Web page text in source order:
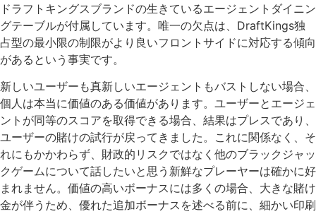
ドラフトキングスブランドの生きているエージェントダイニン
グテーブルが付属しています。唯一の欠点は、DraftKings独
占型の最小限の制限がより良いフロントサイドに対応する傾向
があるという事実です。
新しいユーザーも真新しいエージェントもバストしない場合、
個人は本当に価値のある価値があります。ユーザーとエージェ
ントが同等のスコアを取得できる場合、結果はプレスであり、
ユーザーの賭けの試行が戻ってきました。これに関係なく、そ
れにもかかわらず、財政的リスクではなく他のブラックジャッ
クゲームについて話したいと思う新鮮なプレーヤーは確かに好
まれません。価値の高いボーナスには多くの場合、大きな賭け
金が伴うため、優れた追加ボーナスを述べる前に、細かい印刷